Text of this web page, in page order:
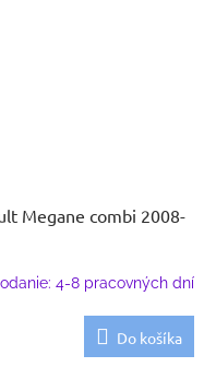
Megane combi 2008-
4-8 pracovných dní
Do košíka